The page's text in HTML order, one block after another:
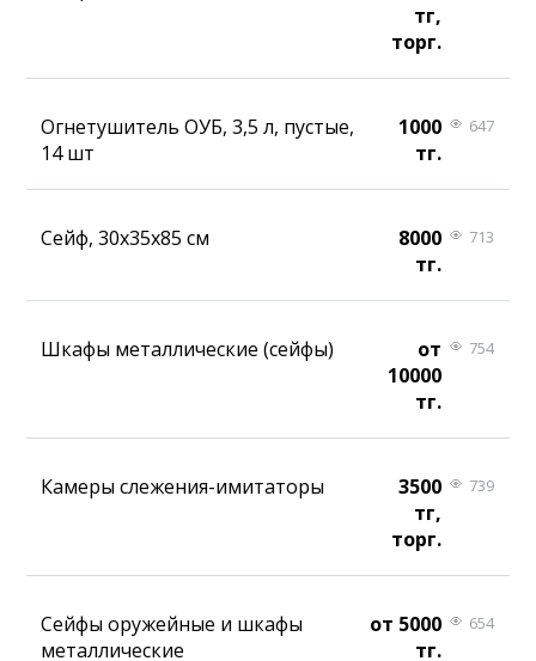
тг,
торг.
Огнетушитель ОУБ, 3,5 л, пустые,
14 шт
1000
тг.
647
Сейф, 30х35х85 см
8000
тг.
713
Шкафы металлические (сейфы)
от
10000
тг.
754
Камеры слежения-имитаторы
3500
тг,
торг.
739
Сейфы оружейные и шкафы
металлические
от 5000
тг.
654